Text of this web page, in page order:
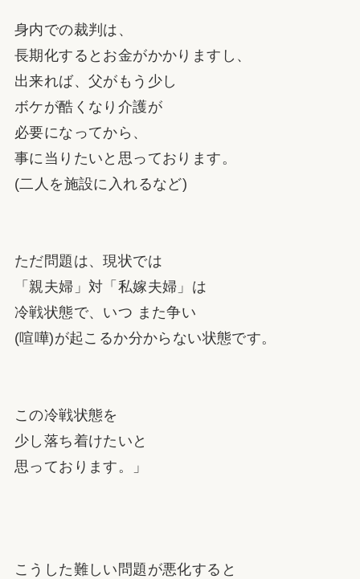
身内での裁判は、
長期化するとお金がかかりますし、
出来れば、父がもう少し
ボケが酷くなり介護が
必要になってから、
事に当りたいと思っております。
(二人を施設に入れるなど)
ただ問題は、現状では
「親夫婦」対「私嫁夫婦」は
冷戦状態で、いつ また争い
(喧嘩)が起こるか分からない状態です。
この冷戦状態を
少し落ち着けたいと
思っております。」
こうした難しい問題が悪化すると